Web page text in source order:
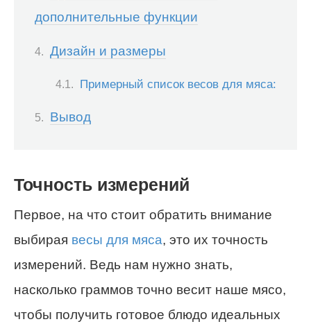
дополнительные функции
Дизайн и размеры
Примерный список весов для мяса:
Вывод
Точность измерений
Первое, на что стоит обратить внимание
выбирая весы для мяса, это их точность
измерений. Ведь нам нужно знать,
насколько граммов точно весит наше мясо,
чтобы получить готовое блюдо идеальных